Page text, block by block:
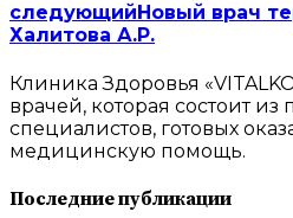
следующий Новый врач
Халитова А.Р.
Клиника Здоровья
врачей, которая состоит из
специалистов, готовых
медицинскую помощь.
Последние публикации